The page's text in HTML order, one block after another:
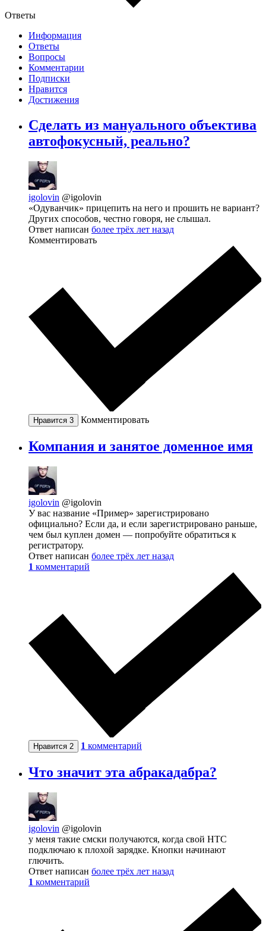
Ответы
Информация
Ответы
Вопросы
Комментарии
Подписки
Нравится
Достижения
Сделать из мануального объектива
автофокусный, реально?
igolovin @igolovin
«Одуванчик» прицепить на него и прошить не вариант?
Других способов, честно говоря, не слышал.
Ответ написан более трёх лет назад
Комментировать
Нравится 3 Комментировать
Компания и занятое доменное имя
igolovin @igolovin
У вас название «Пример» зарегистрировано
официально? Если да, и если зарегистрировано раньше,
чем был куплен домен — попробуйте обратиться к
регистратору.
Ответ написан более трёх лет назад
1 комментарий
Нравится 2 1 комментарий
Что значит эта абракадабра?
igolovin @igolovin
у меня такие смски получаются, когда свой HTC
подключаю к плохой зарядке. Кнопки начинают
глючить.
Ответ написан более трёх лет назад
1 комментарий